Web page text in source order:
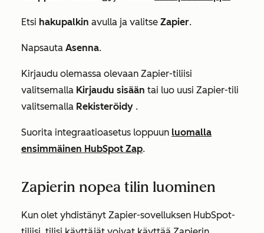
Etsi hakupalkin avulla ja valitse Zapier.
Napsauta Asenna.
Kirjaudu olemassa olevaan Zapier-tiliisi
valitsemalla Kirjaudu sisään tai luo uusi Zapier-tili
valitsemalla Rekisteröidy .
Suorita integraatioasetus loppuun luomalla
ensimmäinen HubSpot Zap.
Zapierin nopea tilin luominen
Kun olet yhdistänyt Zapier-sovelluksen HubSpot-